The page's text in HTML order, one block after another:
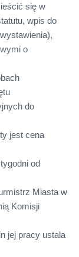
się w
wpis do
o
do
jest cena
od
Miasta w
Komisji
jej pracy ustala